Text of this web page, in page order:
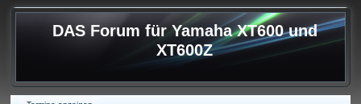
DAS Forum für Yamaha XT600 und
XT600Z